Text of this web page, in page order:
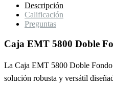
Descripción
Calificación
Preguntas
Caja EMT 5800 Doble
La Caja EMT 5800 Doble
solución robusta y versátil